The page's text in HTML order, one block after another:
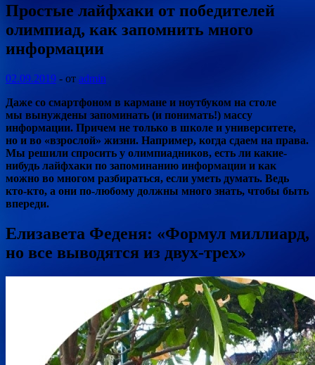
Простые лайфхаки от победителей
олимпиад, как запомнить много
информации
02.09.2019 - от admin
Даже со смартфоном в кармане и ноутбуком на столе
мы вынуждены запоминать (и понимать!) массу
информации. Причем не только в школе и университете,
но и во «взрослой» жизни. Например, когда сдаем на права.
Мы решили спросить у олимпиадников, есть ли какие-
нибудь лайфхаки по запоминанию информации и как
можно во многом разбираться, если уметь думать. Ведь
кто-кто, а они по-любому должны много знать, чтобы быть
впереди.
Елизавета Феденя: «Формул миллиард,
но все выводятся из двух-трех»